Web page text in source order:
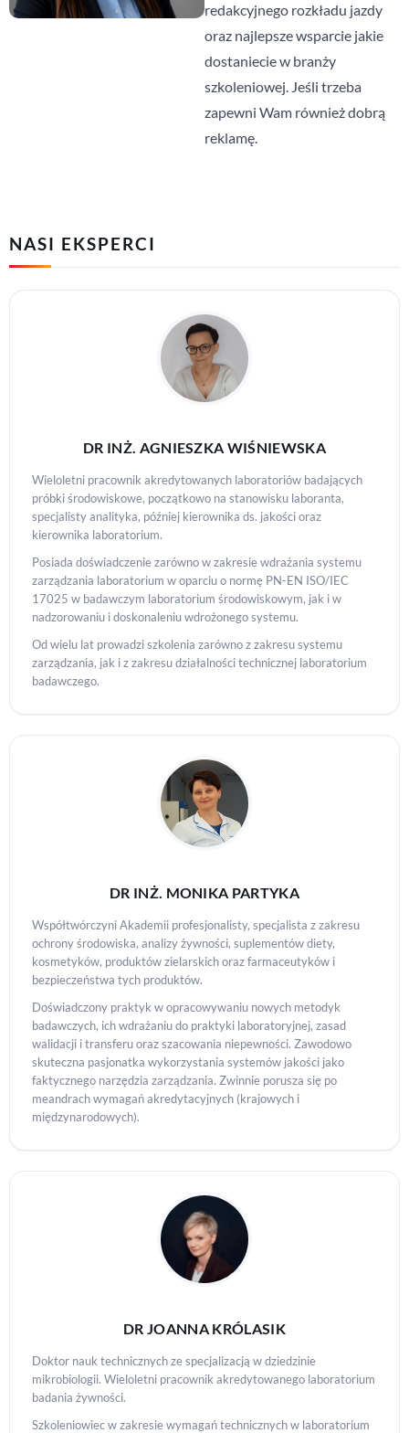
redakcyjnego rozkładu jazdy
oraz najlepsze wsparcie jakie
dostaniecie w branży
szkoleniowej. Jeśli trzeba
zapewni Wam również dobrą
reklamę.
NASI EKSPERCI
DR INŻ. AGNIESZKA WIŚNIEWSKA
Wieloletni pracownik akredytowanych laboratoriów badających
próbki środowiskowe, początkowo na stanowisku laboranta,
specjalisty analityka, później kierownika ds. jakości oraz
kierownika laboratorium.
Posiada doświadczenie zarówno w zakresie wdrażania systemu
zarządzania laboratorium w oparciu o normę PN-EN ISO/IEC
17025 w badawczym laboratorium środowiskowym, jak i w
nadzorowaniu i doskonaleniu wdrożonego systemu.
Od wielu lat prowadzi szkolenia zarówno z zakresu systemu
zarządzania, jak i z zakresu działalności technicznej laboratorium
badawczego.
DR INŻ. MONIKA PARTYKA
Współtwórczyni Akademii profesjonalisty, specjalista z zakresu
ochrony środowiska, analizy żywności, suplementów diety,
kosmetyków, produktów zielarskich oraz farmaceutyków i
bezpieczeństwa tych produktów.
Doświadczony praktyk w opracowywaniu nowych metodyk
badawczych, ich wdrażaniu do praktyki laboratoryjnej, zasad
walidacji i transferu oraz szacowania niepewności. Zawodowo
skuteczna pasjonatka wykorzystania systemów jakości jako
faktycznego narzędzia zarządzania. Zwinnie porusza się po
meandrach wymagań akredytacyjnych (krajowych i
międzynarodowych).
DR JOANNA KRÓLASIK
Doktor nauk technicznych ze specjalizacją w dziedzinie
mikrobiologii. Wieloletni pracownik akredytowanego laboratorium
badania żywności.
Szkoleniowiec w zakresie wymagań technicznych w laboratorium